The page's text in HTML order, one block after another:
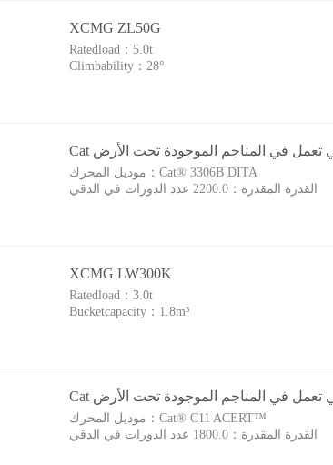
XCMG ZL50G
Ratedload： 5.0t
Climbability：28°
موديل المحرك：Cat® 3306B DITA
القدرة المقدرة： 2200.0 عدد الدورات في الدقي
XCMG LW300K
Ratedload：3.0t
Bucketcapacity： 1.8m³
موديل المحرك：Cat® C11 ACERT™‎
القدرة المقدرة： 1800.0 عدد الدورات في الدقي